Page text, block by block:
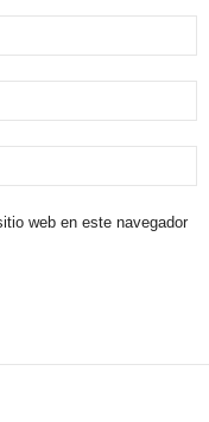
web en este navegador